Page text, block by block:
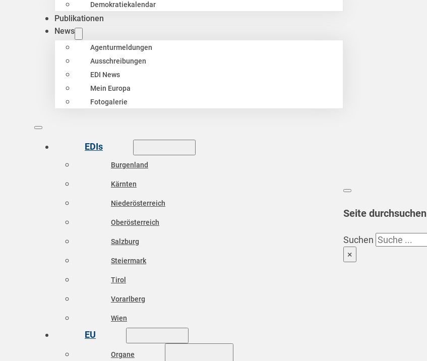
Demokratiekalendar
Publikationen
News
Agenturmeldungen
Ausschreibungen
EDI News
Mein Europa
Fotogalerie
EDIs
Burgenland
Kärnten
Niederösterreich
Oberösterreich
Salzburg
Steiermark
Tirol
Vorarlberg
Wien
EU
Organe
Seite durchsuchen
Suchen
×